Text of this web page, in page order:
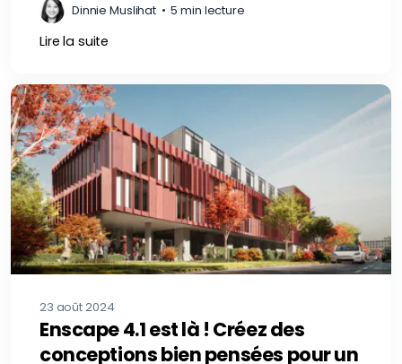
Dinnie Muslihat • 5 min lecture
Lire la suite
23 août 2024
Enscape 4.1 est là ! Créez des
conceptions bien pensées pour un